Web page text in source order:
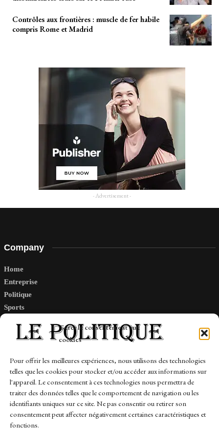
Gérer le consentement aux
cookies
Pour offrir les meilleures expériences, nous utilisons des technologies
telles que les cookies pour stocker et/ou accéder aux informations sur
l'appareil. Le consentement à ces technologies nous permettra de
traiter des données telles que le comportement de navigation ou les
identifiants uniques sur ce site. Ne pas consentir ou retirer son
consentement peut affecter négativement certaines caractéristiques et
fonctions.
Contrôles aux frontières : muscle de fer habile
compris Rome et Madrid
- Advertisement -
Company
Home
Entreprise
Politique
Sports
Links
Contact
Sitemap